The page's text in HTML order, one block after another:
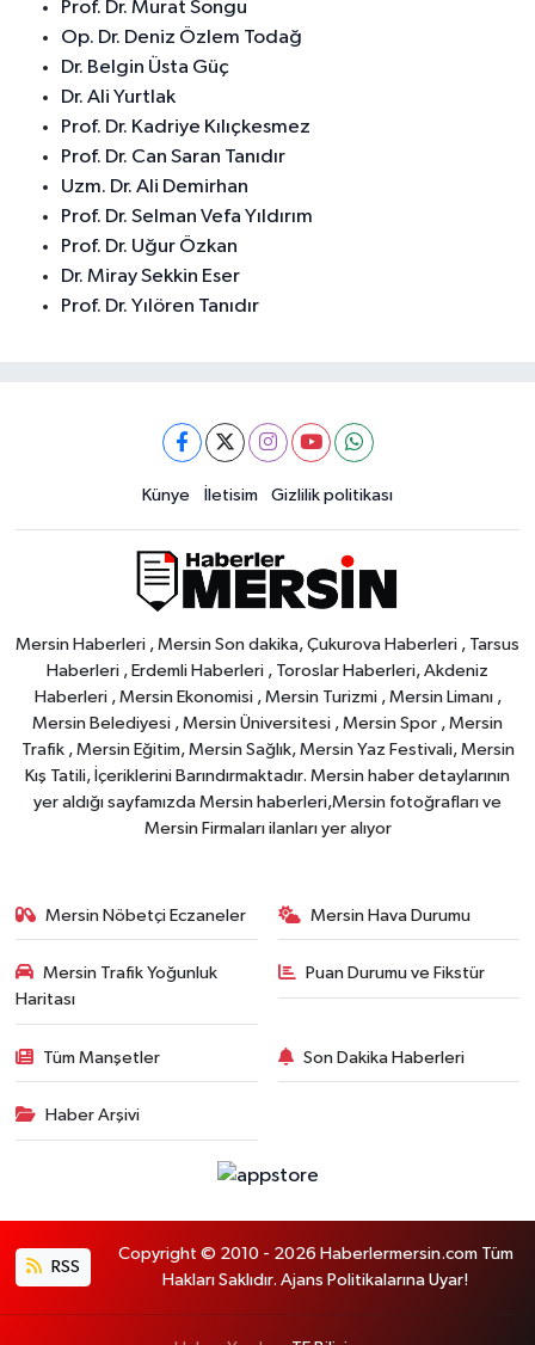
Prof. Dr. Murat Songu
Op. Dr. Deniz Özlem Todağ
Dr. Belgin Üsta Güç
Dr. Ali Yurtlak
Prof. Dr. Kadriye Kılıçkesmez
Prof. Dr. Can Saran Tanıdır
Uzm. Dr. Ali Demirhan
Prof. Dr. Selman Vefa Yıldırım
Prof. Dr. Uğur Özkan
Dr. Miray Sekkin Eser
Prof. Dr. Yılören Tanıdır
Künye İletisim Gizlilik politikası
Mersin Haberleri , Mersin Son dakika, Çukurova Haberleri , Tarsus
Haberleri , Erdemli Haberleri , Toroslar Haberleri, Akdeniz
Haberleri , Mersin Ekonomisi , Mersin Turizmi , Mersin Limanı ,
Mersin Belediyesi , Mersin Üniversitesi , Mersin Spor , Mersin
Trafik , Mersin Eğitim, Mersin Sağlık, Mersin Yaz Festivali, Mersin
Kış Tatili, İçeriklerini Barındırmaktadır. Mersin haber detaylarının
yer aldığı sayfamızda Mersin haberleri,Mersin fotoğrafları ve
Mersin Firmaları ilanları yer alıyor
Mersin Nöbetçi Eczaneler Mersin Hava Durumu
Mersin Trafik Yoğunluk
Haritası
Puan Durumu ve Fikstür
Tüm Manşetler Son Dakika Haberleri
Haber Arşivi
RSS
Copyright © 2010 - 2026 Haberlermersin.com Tüm
Hakları Saklıdır. Ajans Politikalarına Uyar!